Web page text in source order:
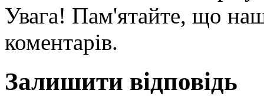
Увага! Пам'ятайте, що
коментарів.
Залишити відповідь